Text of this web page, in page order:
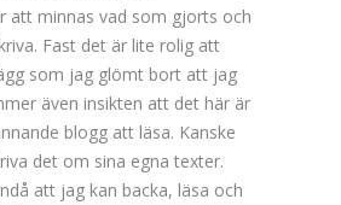
att minnas vad som gjorts och
Fast det är lite rolig att
som jag glömt bort att jag
även insikten att det här är
blogg att läsa. Kanske
det om sina egna texter.
att jag kan backa, läsa och